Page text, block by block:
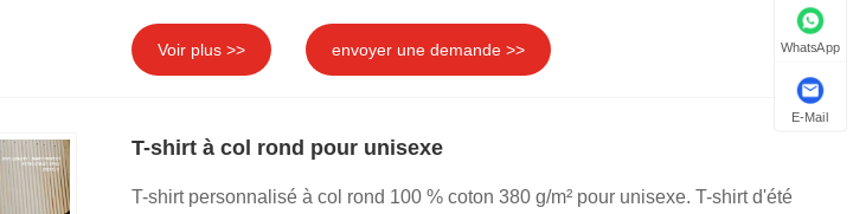
Voir plus >> envoyer une demande >>
T-shirt à col rond pour unisexe
T-shirt personnalisé à col rond 100 % coton 380 g/m² pour unisexe. T-shirt d'été
WhatsApp
E-Mail